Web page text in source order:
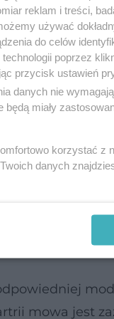
ludźmi.
intelektualnie –
doprowadzać
takich
Pacjenci mogą
mają na myśli,
mowa jest
reklam i treści,
używać
do celów
poprzez
przycisk ustawień
danych nie
miały
korzystać z
danych